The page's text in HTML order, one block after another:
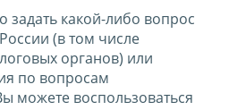
задать какой-либо вопрос
(в том числе
органов) или
по вопросам
можете воспользоваться